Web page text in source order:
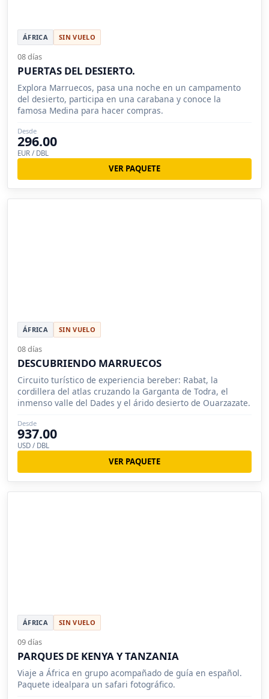
ÁFRICA SIN VUELO
08 días
PUERTAS DEL DESIERTO.
Explora Marruecos, pasa una noche en un campamento
del desierto, participa en una carabana y conoce la
famosa Medina para hacer compras.
Desde
296.00
EUR / DBL
VER PAQUETE
ÁFRICA SIN VUELO
08 días
DESCUBRIENDO MARRUECOS
Circuito turístico de experiencia bereber: Rabat, la
cordillera del atlas cruzando la Garganta de Todra, el
inmenso valle del Dades y el árido desierto de Ouarzazate.
Desde
937.00
USD / DBL
VER PAQUETE
ÁFRICA SIN VUELO
09 días
PARQUES DE KENYA Y TANZANIA
Viaje a África en grupo acompañado de guía en español.
Paquete idealpara un safari fotográfico.